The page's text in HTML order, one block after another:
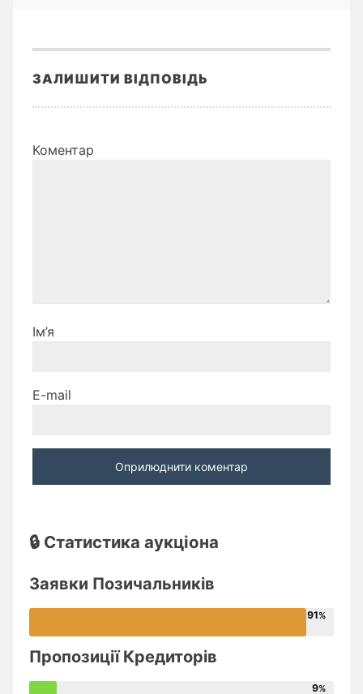
ЗАЛИШИТИ ВІДПОВІДЬ
Коментар
Ім’я
E-mail
🔒 Статистика аукціона
Заявки Позичальників
91
Пропозиції Кредиторів
9